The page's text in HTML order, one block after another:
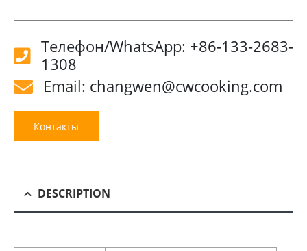
Телефон/WhatsApp: +86-133-2683-
1308
Email: changwen@cwcooking.com
Контакты
DESCRIPTION